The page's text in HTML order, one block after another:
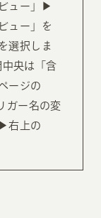
ュー」▶︎
ュー」を
選択しま
央は「含
ージの
ガー名の変
右上の